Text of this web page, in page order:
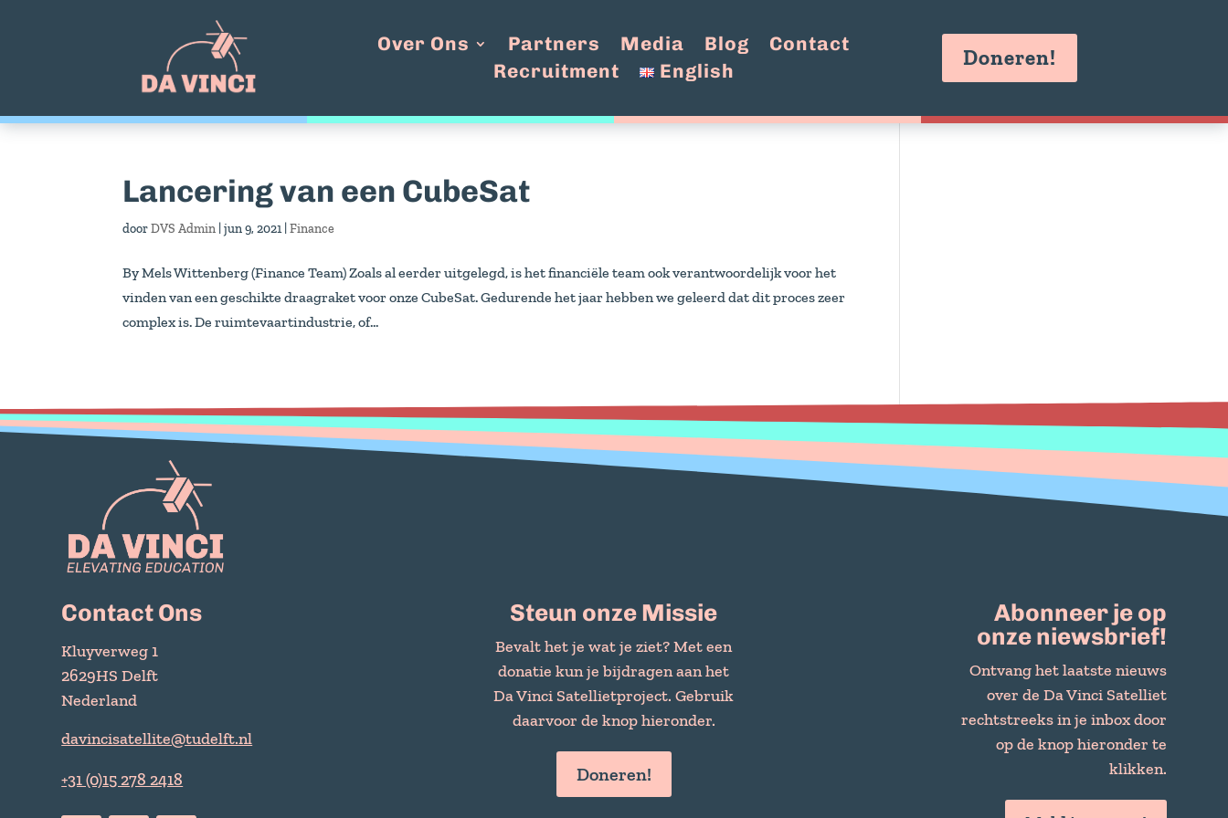
Over Ons Partners Media Blog
Contact
Recruitment
English
Doneren!
Lancering van een CubeSat
doorDVS Admin |jun 9, 2021|Finance
By Mels Wittenberg (Finance Team) Zoals al eerder uitgelegd, is het financiële team ook verantwoordelijk voor het
vinden van een geschikte draagraket voor onze CubeSat. Gedurende het jaar hebben we geleerd dat dit proces zeer
complex is. De ruimtevaartindustrie, of...
Contact Ons
Kluyverweg 1
2629HS Delft
Nederland
davincisatellite@tudelft.nl
+31 (0)15 278 2418
Steun onze Missie
Bevalt het je wat je ziet? Met een
donatie kun je bijdragen aan het
Da Vinci Satellietproject. Gebruik
daarvoor de knop hieronder.
Doneren!
Abonneer je op
onze niewsbrief!
Ontvang het laatste nieuws
over de Da Vinci Satelliet
rechtstreeks in je inbox door
op de knop hieronder te
klikken.